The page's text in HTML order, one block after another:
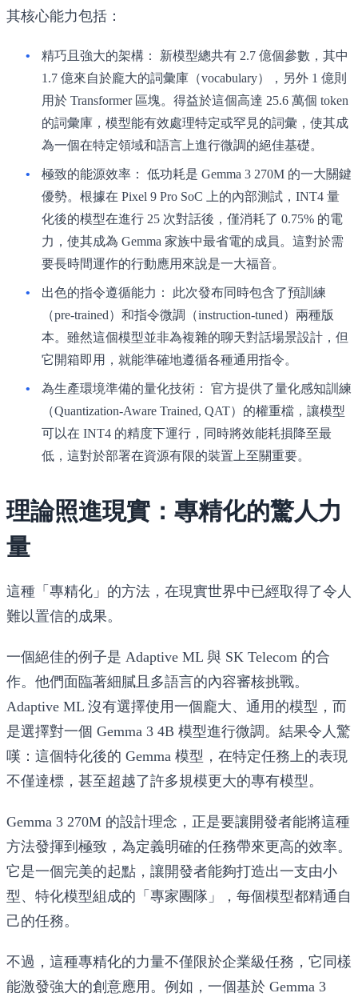
其核心能力包括：
精巧且強大的架構：
新模型總共有 2.7 億個參數，其中
1.7 億來自於龐大的詞彙庫（vocabulary），另外 1 億則
用於 Transformer 區塊。得益於這個高達 25.6 萬個 token
的詞彙庫，模型能有效處理特定或罕見的詞彙，使其成
為一個在特定領域和語言上進行微調的絕佳基礎。
極致的能源效率：
低功耗是 Gemma 3 270M 的一大關鍵
優勢。根據在 Pixel 9 Pro SoC 上的內部測試，INT4 量
化後的模型在進行 25 次對話後，僅消耗了 0.75% 的電
力，使其成為 Gemma 家族中最省電的成員。這對於需
要長時間運作的行動應用來說是一大福音。
出色的指令遵循能力：
此次發布同時包含了預訓練
（pre-trained）和指令微調（instruction-tuned）兩種版
本。雖然這個模型並非為複雜的聊天對話場景設計，但
它開箱即用，就能準確地遵循各種通用指令。
為生產環境準備的量化技術：
官方提供了量化感知訓練
（Quantization-Aware Trained, QAT）的權重檔，讓模型
可以在 INT4 的精度下運行，同時將效能耗損降至最
低，這對於部署在資源有限的裝置上至關重要。
理論照進現實：專精化的驚人力
量
這種「專精化」的方法，在現實世界中已經取得了令人
難以置信的成果。
一個絕佳的例子是 Adaptive ML 與 SK Telecom 的合
作。他們面臨著細膩且多語言的內容審核挑戰。
Adaptive ML 沒有選擇使用一個龐大、通用的模型，而
是選擇對一個 Gemma 3 4B 模型進行微調。結果令人驚
嘆：這個特化後的 Gemma 模型，在特定任務上的表現
不僅達標，甚至超越了許多規模更大的專有模型。
Gemma 3 270M 的設計理念，正是要讓開發者能將這種
方法發揮到極致，為定義明確的任務帶來更高的效率。
它是一個完美的起點，讓開發者能夠打造出一支由小
型、特化模型組成的「專家團隊」，每個模型都精通自
己的任務。
不過，這種專精化的力量不僅限於企業級任務，它同樣
能激發強大的創意應用。例如，一個基於 Gemma 3